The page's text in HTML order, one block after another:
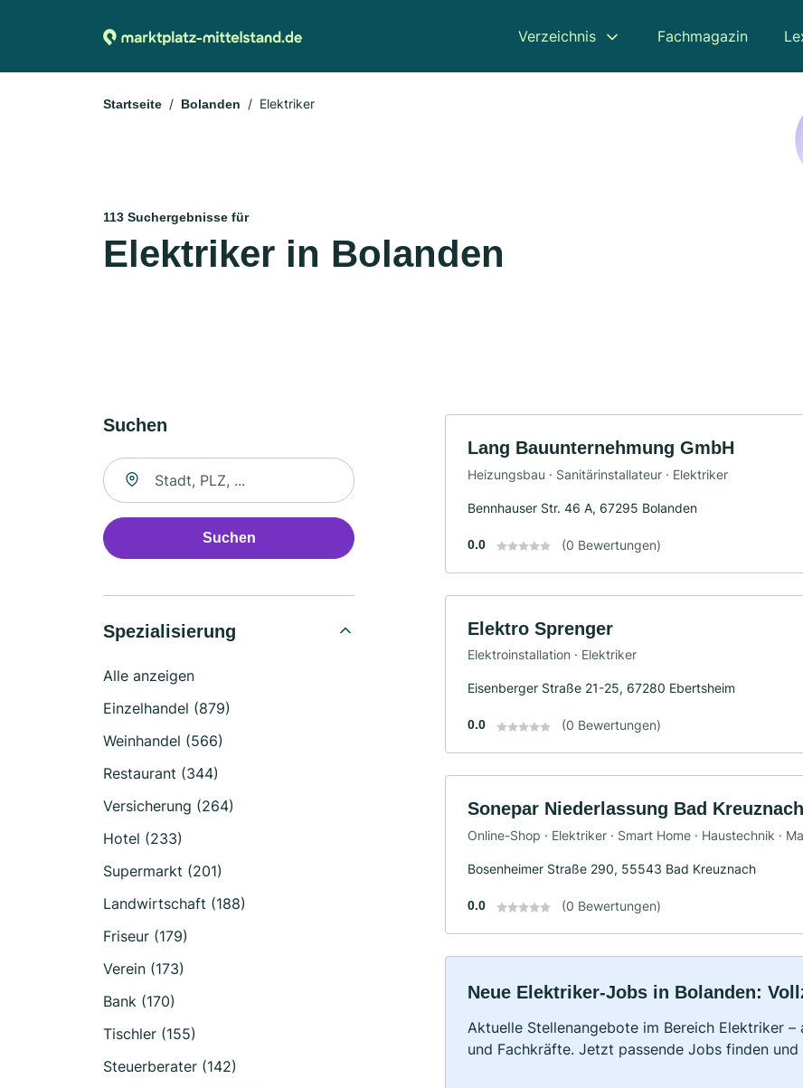
Verzeichnis Fachmagazin
Startseite Bolanden Elektriker
113 Suchergebnisse für
Elektriker in Bolanden
Suchen
Suche nach Ort
Suchen
Spezialisierung
Alle anzeigen
Einzelhandel (879)
Weinhandel (566)
Restaurant (344)
Versicherung (264)
Hotel (233)
Supermarkt (201)
Landwirtschaft (188)
Friseur (179)
Verein (173)
Bank (170)
Tischler (155)
Steuerberater (142)
Lang Bauunternehmung GmbH
Heizungsbau · Sanitärinstallateur · Elektriker
Bennhauser Str. 46 A, 67295 Bolanden
0.0 (0 Bewertungen)
Elektro Sprenger
Elektroinstallation · Elektriker
Eisenberger Straße 21-25, 67280 Ebertsheim
0.0 (0 Bewertungen)
Sonepar Niederlassung Bad Kreuznach
Online-Shop · Elektriker · Smart Home · Haustechnik ·
Bosenheimer Straße 290, 55543 Bad Kreuznach
0.0 (0 Bewertungen)
Neue Elektriker-Jobs in Bolanden:
Aktuelle Stellenangebote im Bereich Elektriker
und Fachkräfte. Jetzt passende Jobs finden